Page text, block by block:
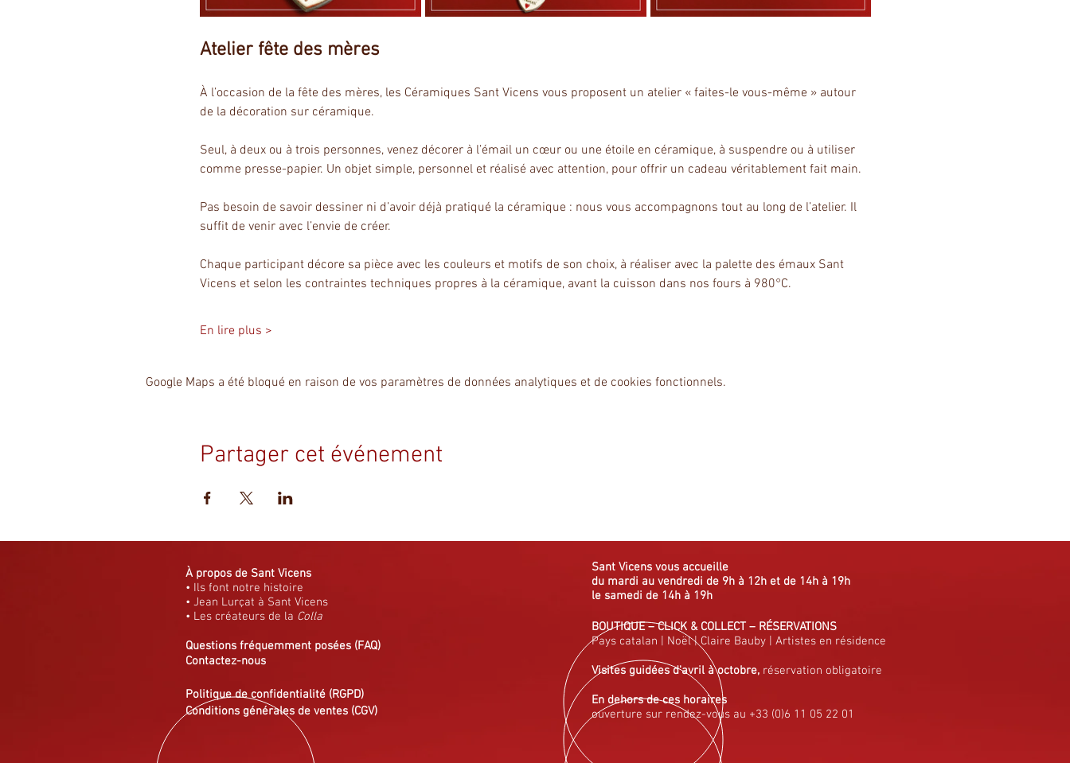
Atelier fête des mères
À l’occasion de la fête des mères, les Céramiques Sant Vicens vous proposent un atelier « faites-le vous-même » autour
de la décoration sur céramique.
Seul, à deux ou à trois personnes, venez décorer à l’émail un cœur ou une étoile en céramique, à suspendre ou à utiliser
comme presse-papier. Un objet simple, personnel et réalisé avec attention, pour offrir un cadeau véritablement fait main.
Pas besoin de savoir dessiner ni d’avoir déjà pratiqué la céramique : nous vous accompagnons tout au long de l’atelier. Il
suffit de venir avec l’envie de créer.
Chaque participant décore sa pièce avec les couleurs et motifs de son choix, à réaliser avec la palette des émaux Sant
Vicens et selon les contraintes techniques propres à la céramique, avant la cuisson dans nos fours à 980°C.
En lire plus >
Google Maps a été bloqué en raison de vos paramètres de données analytiques et de cookies fonctionnels.
Partager cet événement
À propos de Sant Vicens
• Ils font notre histoire
• Jean Lurçat à Sant Vicens
• Les créateurs de la Colla
Questions fréquemment posées (FAQ)
Contactez-nous
Politique de confidentialité (RGPD)
Conditions générales de ventes (CGV)
Sant Vicens vous accueille
du mardi au vendredi de 9h à 12h et de 14h à 19h
le samedi de 14h à 19h
BOUTIQUE–CLICK & COLLECT– RÉSERVATIONS
Pays catalan
Noël|Claire Bauby Artistes en résidence
Visites guidéesd'avril à octobre, réservation obligatoire
En dehors de ces horaires
ouverture sur rendez-vous au +33 (0)6 11 05 22 01